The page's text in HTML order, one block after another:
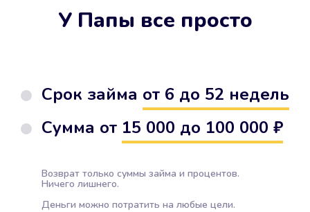
У Папы все просто
Срок займа от 6 до 52 недель
Сумма от 15 000 до 100 000 ₽
Возврат только суммы займа и процентов.
Ничего лишнего.
Деньги можно потратить на любые цели.